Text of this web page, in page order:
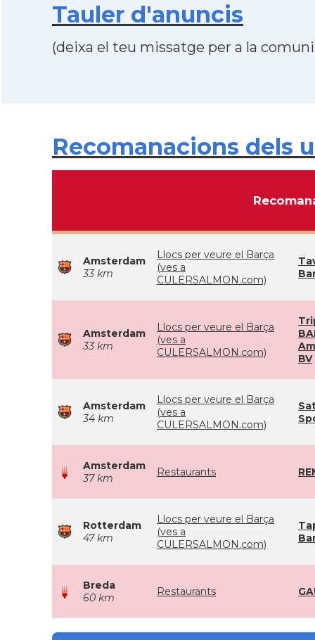
Tauler d'anuncis
(deixa el teu missatge per a la
Recomanacions dels
Amsterdam
33 km
Llocs per veure el Barça
(ves a
CULERSALMON.com)
Amsterdam
33 km
Llocs per veure el Barça
(ves a
CULERSALMON.com)
BV
Amsterdam
34 km
Llocs per veure el Barça
(ves a
CULERSALMON.com)
Amsterdam
37 km
Restaurants
Rotterdam
47 km
Llocs per veure el Barça
(ves a
CULERSALMON.com)
Breda
60 km
Restaurants